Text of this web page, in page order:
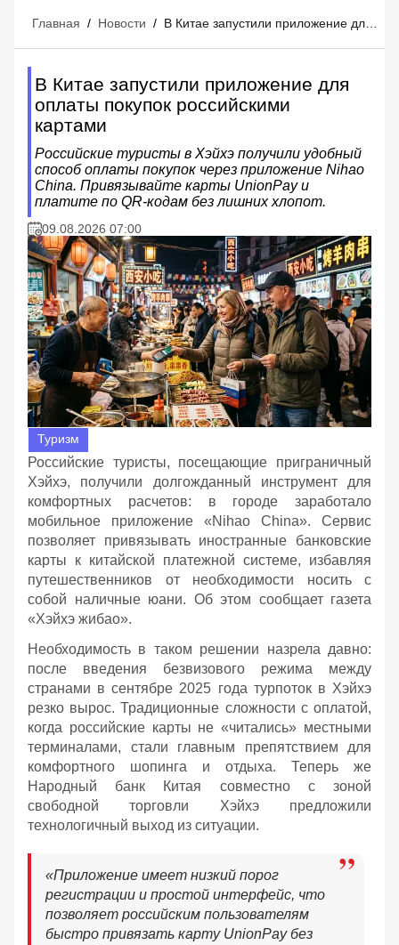
Главная / Новости /
В Китае запустили приложение для
оплаты покупок российскими
картами
Российские туристы в Хэйхэ получили удобный
способ оплаты покупок через приложение Nihao
China. Привязывайте карты UnionPay и
платите по QR-кодам без лишних хлопот.
09.08.2026 07:00
Туризм
Российские туристы, посещающие приграничный
Хэйхэ, получили долгожданный инструмент для
комфортных расчетов: в городе заработало
мобильное приложение «Nihao China». Сервис
позволяет привязывать иностранные банковские
карты к китайской платежной системе, избавляя
путешественников от необходимости носить с
собой наличные юани. Об этом сообщает газета
«Хэйхэ жибао».
Необходимость в таком решении назрела давно:
после введения безвизового режима между
странами в сентябре 2025 года турпоток в Хэйхэ
резко вырос. Традиционные сложности с оплатой,
когда российские карты не «читались» местными
терминалами, стали главным препятствием для
комфортного шопинга и отдыха. Теперь же
Народный банк Китая совместно с зоной
свободной торговли Хэйхэ предложили
технологичный выход из ситуации.
«Приложение имеет низкий порог
регистрации и простой интерфейс, что
позволяет российским пользователям
быстро привязать карту UnionPay без